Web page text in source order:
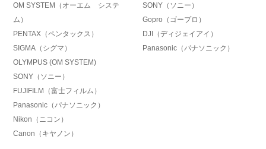
OM SYSTEM（オーエム システ
ム）
PENTAX（ペンタックス）
SIGMA（シグマ）
OLYMPUS (OM SYSTEM)
SONY（ソニー）
FUJIFILM（富士フィルム）
Panasonic（パナソニック）
Nikon（ニコン）
Canon（キヤノン）
SONY（ソニー）
Gopro（ゴープロ）
DJI（ディジェイアイ）
Panasonic（パナソニック）